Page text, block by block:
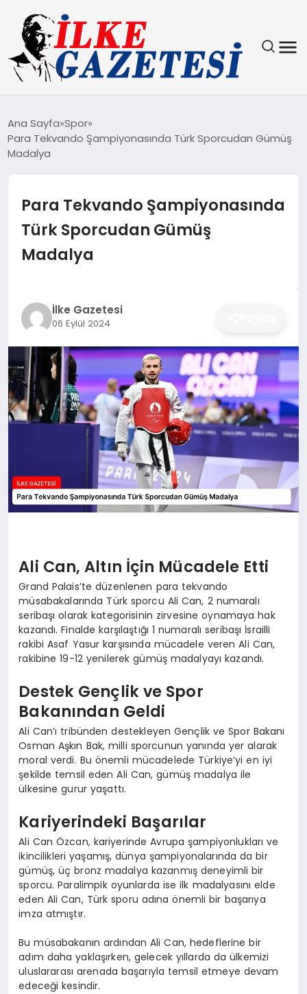
TEKNOLOJI
MAGAZIN
DÜNYA
SIYASET
EĞITIM
Ana Sayfa Spor
Para Tekvando Şampiyonasında Türk Sporcudan Gümüş
Madalya
Para Tekvando Şampiyonasında
Türk Sporcudan Gümüş
Madalya
İlke Gazetesi
06 Eylül 2024
Ali Can, Altın İçin Mücadele Etti
Grand Palais’te düzenlenen para tekvando
müsabakalarında Türk sporcu Ali Can, 2 numaralı
seribaşı olarak kategorisinin zirvesine oynamaya hak
kazandı. Finalde karşılaştığı 1 numaralı seribaşı İsrailli
rakibi Asaf Yasur karşısında mücadele veren Ali Can,
rakibine 19-12 yenilerek gümüş madalyayı kazandı.
Destek Gençlik ve Spor
Bakanından Geldi
Ali Can’ı tribünden destekleyen Gençlik ve Spor Bakanı
Osman Aşkın Bak, milli sporcunun yanında yer alarak
moral verdi. Bu önemli mücadelede Türkiye’yi en iyi
şekilde temsil eden Ali Can, gümüş madalya ile
ülkesine gurur yaşattı.
Kariyerindeki Başarılar
Ali Can Özcan, kariyerinde Avrupa şampiyonlukları ve
ikincilikleri yaşamış, dünya şampiyonalarında da bir
gümüş, üç bronz madalya kazanmış deneyimli bir
sporcu. Paralimpik oyunlarda ise ilk madalyasını elde
eden Ali Can, Türk sporu adına önemli bir başarıya
imza atmıştır.
Bu müsabakanın ardından Ali Can, hedeflerine bir
adım daha yaklaşırken, gelecek yıllarda da ülkemizi
uluslararası arenada başarıyla temsil etmeye devam
edeceği kesindir.